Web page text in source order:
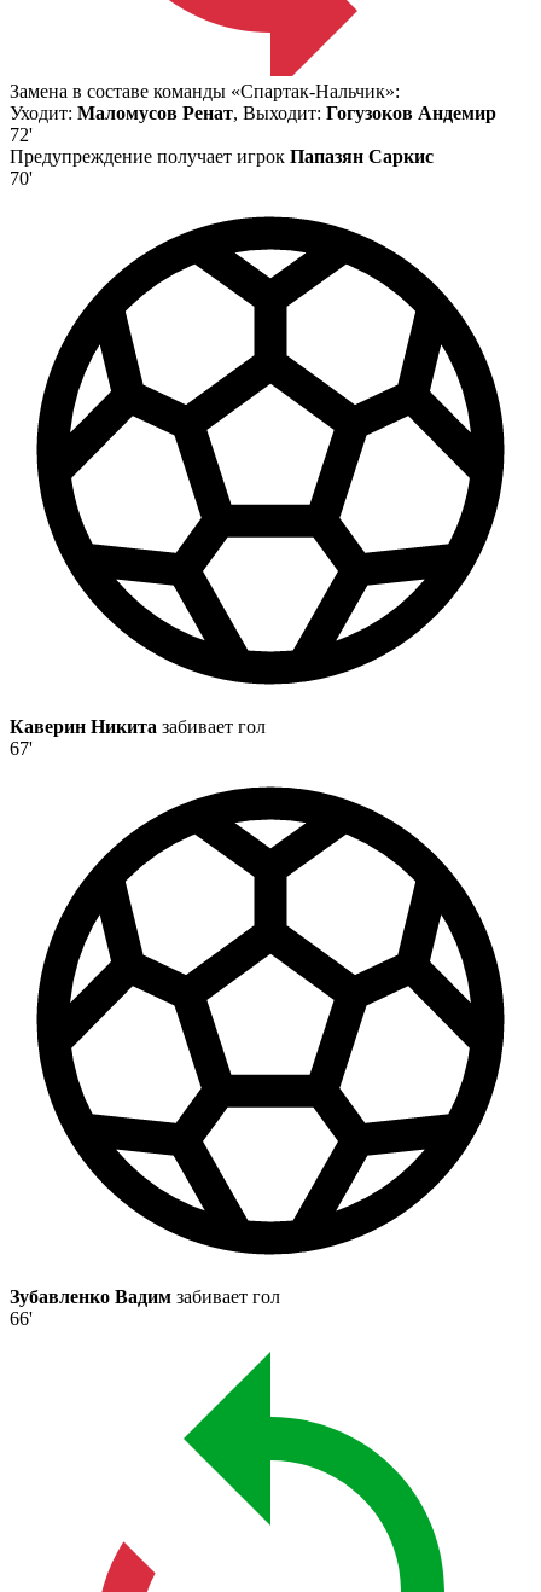
Замена в составе команды «Спартак-Нальчик»:
Уходит: Маломусов Ренат, Выходит: Гогузоков Андемир
72'
Предупреждение получает игрок Папазян Саркис
70'
Каверин Никита забивает гол
67'
Зубавленко Вадим забивает гол
66'